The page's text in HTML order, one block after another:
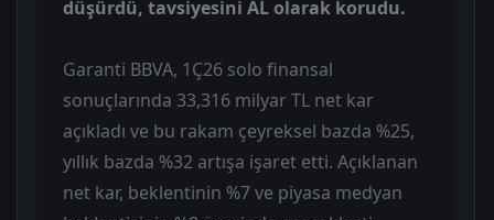
düşürdü, tavsiyesini AL olarak korudu.
Garanti BBVA, 1Ç26 solo finansal
sonuçlarında 33,316 milyar TL net kar
açıkladı ve bu rakam çeyreksel bazda %25,
yıllık bazda %32 artışa işaret etti. Açıklanan
net kar, beklentinin %7 ve piyasa medyan